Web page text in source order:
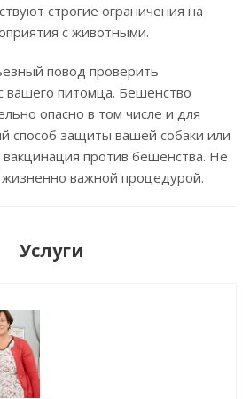
строгие ограничения на
с животными.
повод проверить
вашего питомца. Бешенство
опасно в том числе и для
способ защиты вашей собаки или
против бешенства. Не
важной процедурой.
Услуги